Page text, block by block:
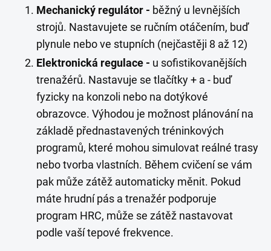
Mechanický regulátor - běžný u levnějších
strojů. Nastavujete se ručním otáčením, buď
plynule nebo ve stupních (nejčastěji 8 až 12)
Elektronická regulace - u sofistikovanějších
trenažérů. Nastavuje se tlačítky + a - buď
fyzicky na konzoli nebo na dotýkové
obrazovce. Výhodou je možnost plánování na
základě přednastavených tréninkových
programů, které mohou simulovat reálné trasy
nebo tvorba vlastních. Během cvičení se vám
pak může zátěž automaticky měnit. Pokud
máte hrudní pás a trenažér podporuje
program HRC, může se zátěž nastavovat
podle vaší tepové frekvence.